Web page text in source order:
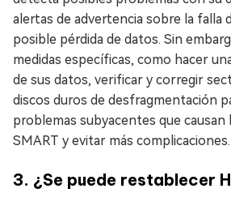
alertas de advertencia sobre la falla
posible pérdida de datos. Sin
medidas específicas, como hacer
de sus datos, verificar y corregir
discos duros de desfragmentación
problemas subyacentes que causan
SMART y evitar más complicaciones.
3. ¿Se puede restablecer